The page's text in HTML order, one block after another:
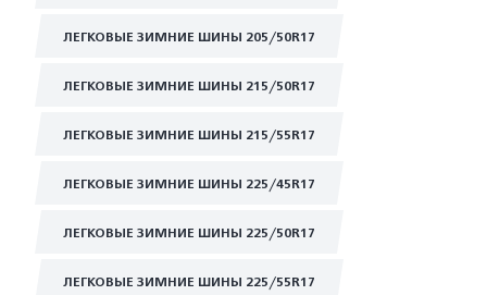
ЛЕГКОВЫЕ ЗИМНИЕ ШИНЫ 205/50R17
ЛЕГКОВЫЕ ЗИМНИЕ ШИНЫ 215/50R17
ЛЕГКОВЫЕ ЗИМНИЕ ШИНЫ 215/55R17
ЛЕГКОВЫЕ ЗИМНИЕ ШИНЫ 225/45R17
ЛЕГКОВЫЕ ЗИМНИЕ ШИНЫ 225/50R17
ЛЕГКОВЫЕ ЗИМНИЕ ШИНЫ 225/55R17